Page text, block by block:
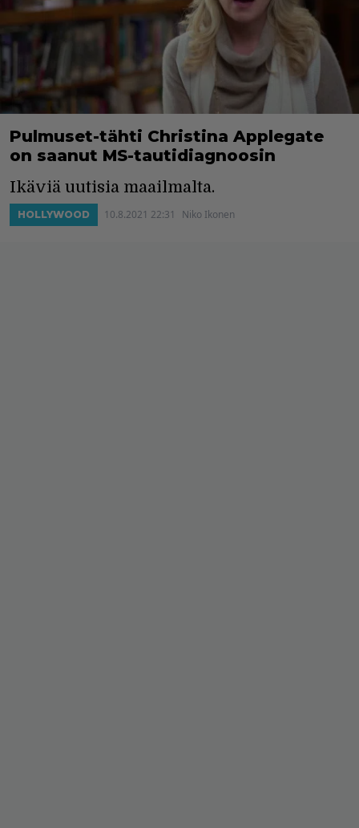
Pulmuset-tähti Christina Applegate
on saanut MS-tautidiagnoosin
Ikäviä uutisia maailmalta.
HOLLYWOOD 10.8.2021 22:31 Niko Ikonen